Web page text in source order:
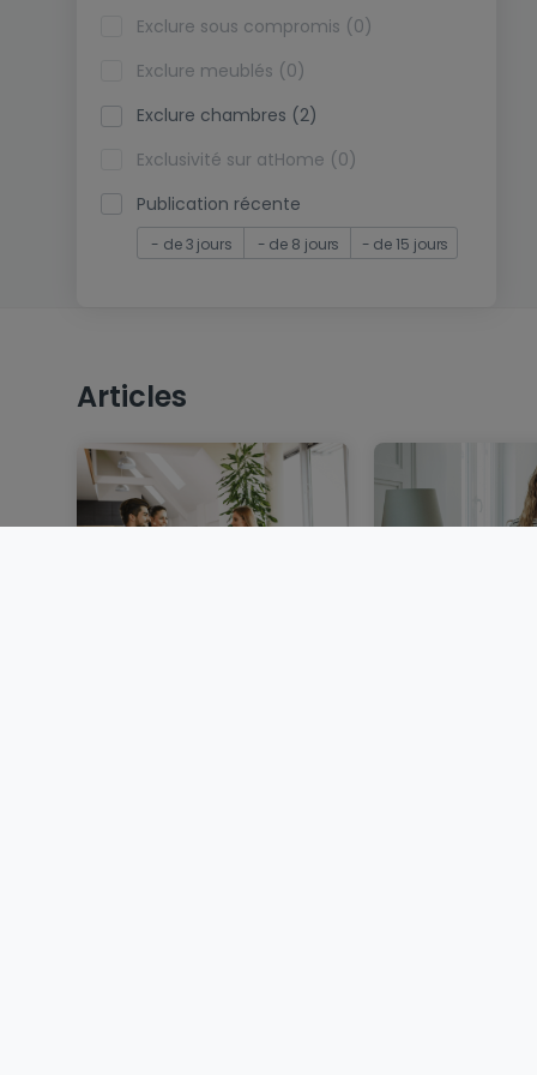
Exclure sous compromis (0)
Exclure meublés (0)
Exclure chambres (2)
Exclusivité sur atHome (0)
Publication récente
- de 3 jours - de 8 jours - de 15 jours
Articles